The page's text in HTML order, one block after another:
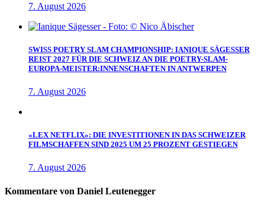
7. August 2026
SWISS POETRY SLAM CHAMPIONSHIP: IANIQUE SÄGESSER
REIST 2027 FÜR DIE SCHWEIZ AN DIE POETRY-SLAM-
EUROPA-MEISTER:INNENSCHAFTEN IN ANTWERPEN
7. August 2026
«LEX NETFLIX»: DIE INVESTITIONEN IN DAS SCHWEIZER
FILMSCHAFFEN SIND 2025 UM 25 PROZENT GESTIEGEN
7. August 2026
Kommentare von Daniel Leutenegger